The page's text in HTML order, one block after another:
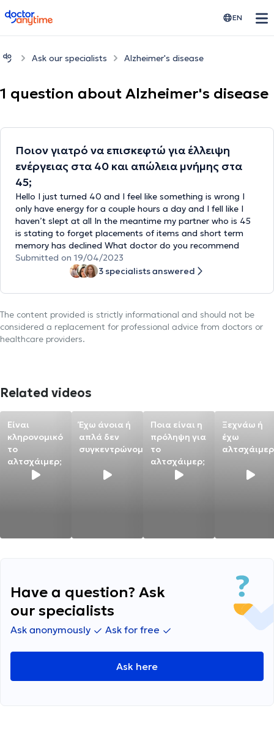
doctoranytime EN
Ask our specialists Alzheimer's disease
1 question about Alzheimer's disease
Ποιον γιατρό να επισκεφτώ για έλλειψη
ενέργειας στα 40 και απώλεια μνήμης στα
45;
Hello I just turned 40 and I feel like something is wrong I
only have energy for a couple hours a day and I fell like I
haven’t slept at all In the meantime my partner who is 45
is stating to forget placements of items and short term
memory has declined What doctor do you recommend
Submitted on 19/04/2023
3 specialists answered
The content provided is strictly informational and should not be
considered a replacement for professional advice from doctors or
healthcare providers.
Related videos
Είναι
κληρονομικό
το
αλτσχάιμερ;
Έχω άνοια ή
απλά δεν
συγκεντρώνομαι;
Ποια είναι η
πρόληψη για
το
αλτσχάιμερ;
Ξεχνάω ή
έχω
Have a question? Ask
our specialists
Ask anonymously Ask for free
Ask here